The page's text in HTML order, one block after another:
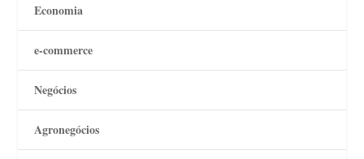
Economia
e-commerce
Negócios
Agronegócios